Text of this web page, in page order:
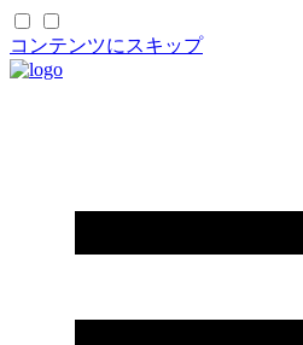
コンテンツにスキップ